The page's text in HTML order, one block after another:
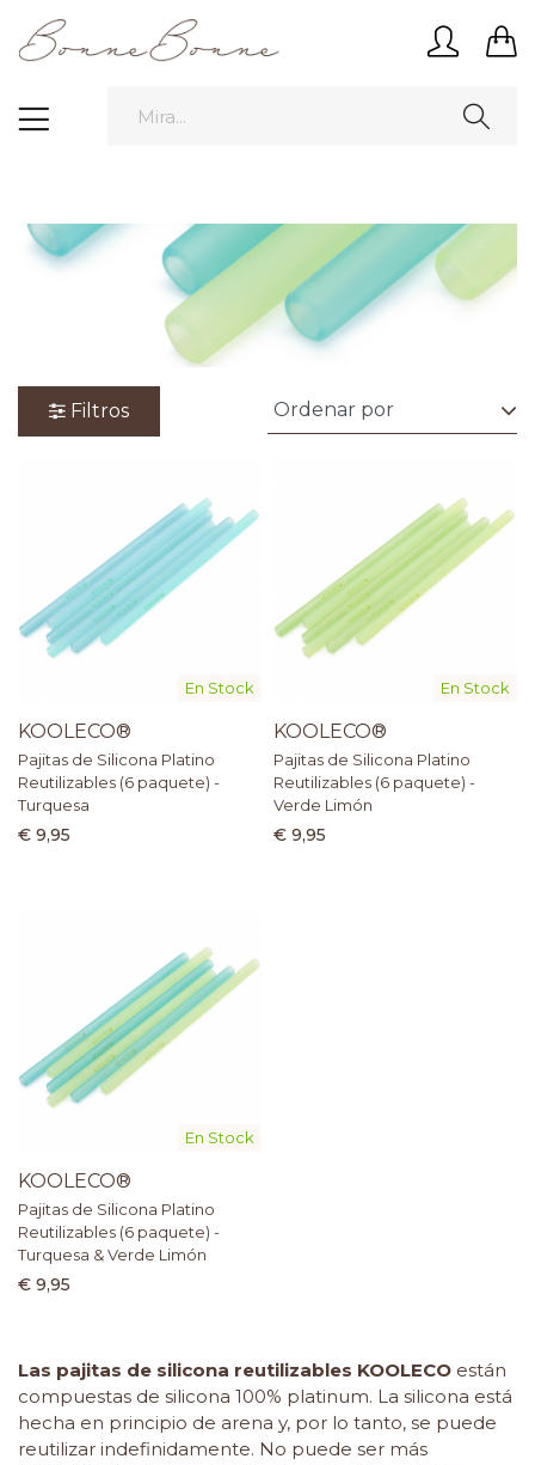
Filtros
En Stock
KOOLECO®
Pajitas de Silicona Platino
Reutilizables (6 paquete) -
Turquesa
€ 9,95
En Stock
KOOLECO®
Pajitas de Silicona Platino
Reutilizables (6 paquete) -
Verde Limón
€ 9,95
En Stock
KOOLECO®
Pajitas de Silicona Platino
Reutilizables (6 paquete) -
Turquesa & Verde Limón
€ 9,95
Las pajitas de silicona reutilizables KOOLECO están
compuestas de silicona 100% platinum. La silicona está
hecha en principio de arena y, por lo tanto, se puede
reutilizar indefinidamente. No puede ser más